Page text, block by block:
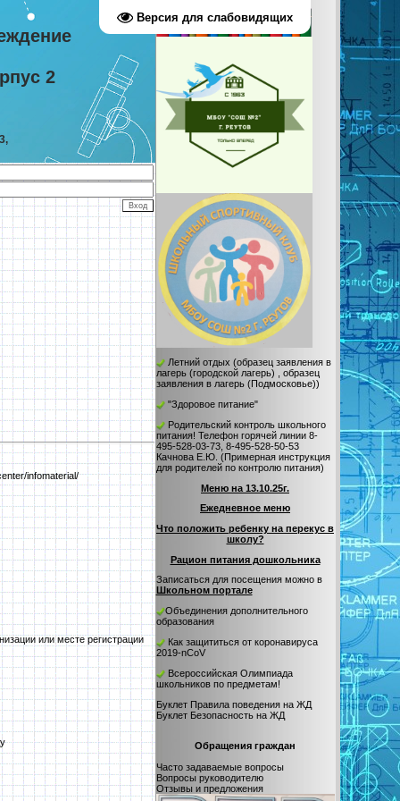
Версия для слабовидящих
2
Летний отдых (образец заявления в
лагерь (городской лагерь) , образец
заявления в лагерь (Подмосковье))
"Здоровое питание"
Родительский контроль школьного
питания! Телефон горячей линии 8-
495-528-03-73, 8-495-528-50-53
Качнова Е.Ю. (Примерная инструкция
для родителей по контролю питания)
Меню на 13.10.25г.
Ежедневное меню
Что положить ребенку на перекус в
школу?
Рацион питания дошкольника
Записаться для посещения можно в
Школьном портале
Объединения дополнительного
образования
Как защититься от коронавируса
2019-nCoV
Всероссийская Олимпиада
школьников по предметам!
Буклет Правила поведения на ЖД
Буклет Безопасность на ЖД
Обращения граждан
Часто задаваемые вопросы
Вопросы руководителю
Отзывы и предложения
infomaterial/
или месте регистрации